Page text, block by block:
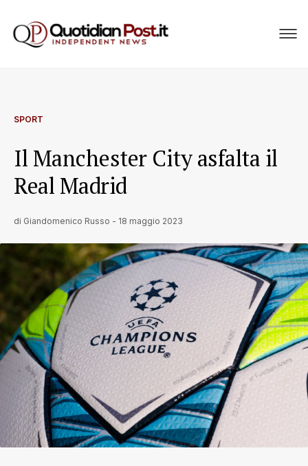
SPORT
Il Manchester City asfalta il
Real Madrid
di Giandomenico Russo - 18 maggio 2023